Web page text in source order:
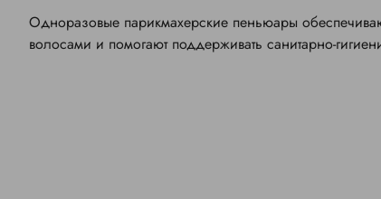
Одноразовые парикмахерские пеньюары
волосами и помогают поддерживать санитарно-